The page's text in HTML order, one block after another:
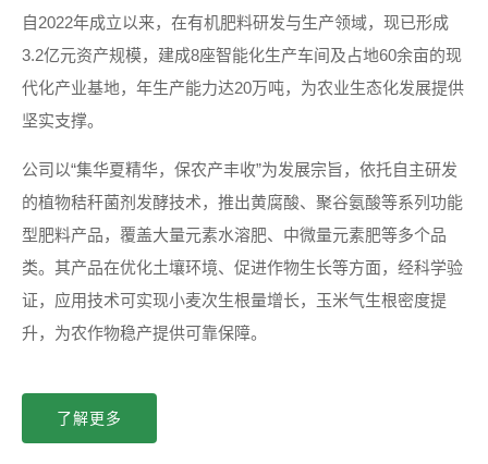
自2022年成立以来，在有机肥料研发与生产领域，现已形成
3.2亿元资产规模，建成8座智能化生产车间及占地60余亩的现
代化产业基地，年生产能力达20万吨，为农业生态化发展提供
坚实支撑。
公司以“集华夏精华，保农产丰收”为发展宗旨，依托自主研发
的植物秸秆菌剂发酵技术，推出黄腐酸、聚谷氨酸等系列功能
型肥料产品，覆盖大量元素水溶肥、中微量元素肥等多个品
类。其产品在优化土壤环境、促进作物生长等方面，经科学验
证，应用技术可实现小麦次生根量增长，玉米气生根密度提
升，为农作物稳产提供可靠保障。
了解更多